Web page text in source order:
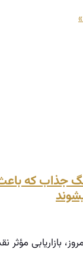
سریع در رفتار
به استراتژی‌های
بیش از پیش
ایده مارکتینگ